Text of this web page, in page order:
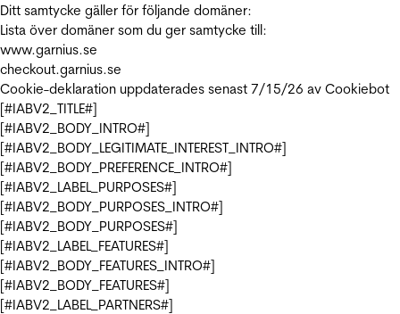
Ditt samtycke gäller för följande domäner:
Lista över domäner som du ger samtycke till:
www.garnius.se
checkout.garnius.se
Cookie-deklaration uppdaterades senast 7/15/26 av Cookiebot
[#IABV2_TITLE#]
[#IABV2_BODY_INTRO#]
[#IABV2_BODY_LEGITIMATE_INTEREST_INTRO#]
[#IABV2_BODY_PREFERENCE_INTRO#]
[#IABV2_LABEL_PURPOSES#]
[#IABV2_BODY_PURPOSES_INTRO#]
[#IABV2_BODY_PURPOSES#]
[#IABV2_LABEL_FEATURES#]
[#IABV2_BODY_FEATURES_INTRO#]
[#IABV2_BODY_FEATURES#]
[#IABV2_LABEL_PARTNERS#]